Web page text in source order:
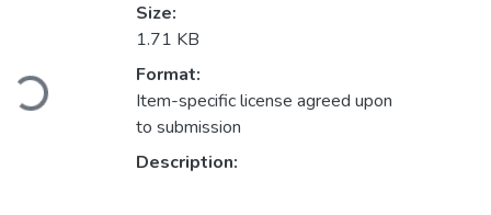
Loading...
Size:
1.71 KB
Format:
Item-specific license agreed upon
to submission
Description: